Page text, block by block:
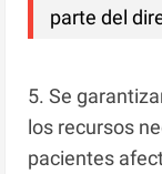
parte del
5. Se
los recursos
pacientes